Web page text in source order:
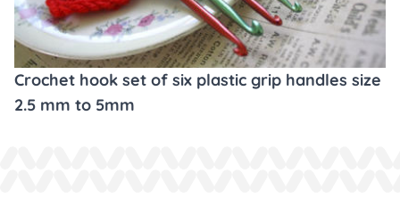
Crochet hook set of six plastic grip handles size
2.5 mm to 5mm